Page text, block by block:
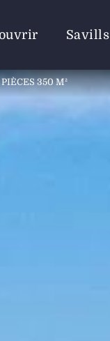
Savills
350 M²